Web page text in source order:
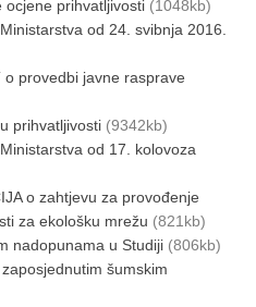
ocjene prihvatljivosti (1048kb)
od 24. svibnja 2016.
o provedbi javne rasprave
prihvatljivosti (9342kb)
od 17. kolovoza
o zahtjevu za provođenje
za ekološku mrežu (821kb)
nadopunama u Studiji (806kb)
šumskim